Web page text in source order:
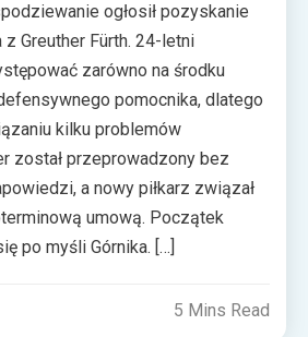
ogłosił pozyskanie
Greuther Fürth. 24-letni
zarówno na środku
pomocnika, dlatego
kilku problemów
został przeprowadzony bez
a nowy piłkarz związał
umową. Początek
po myśli Górnika. […]
5 Mins Read